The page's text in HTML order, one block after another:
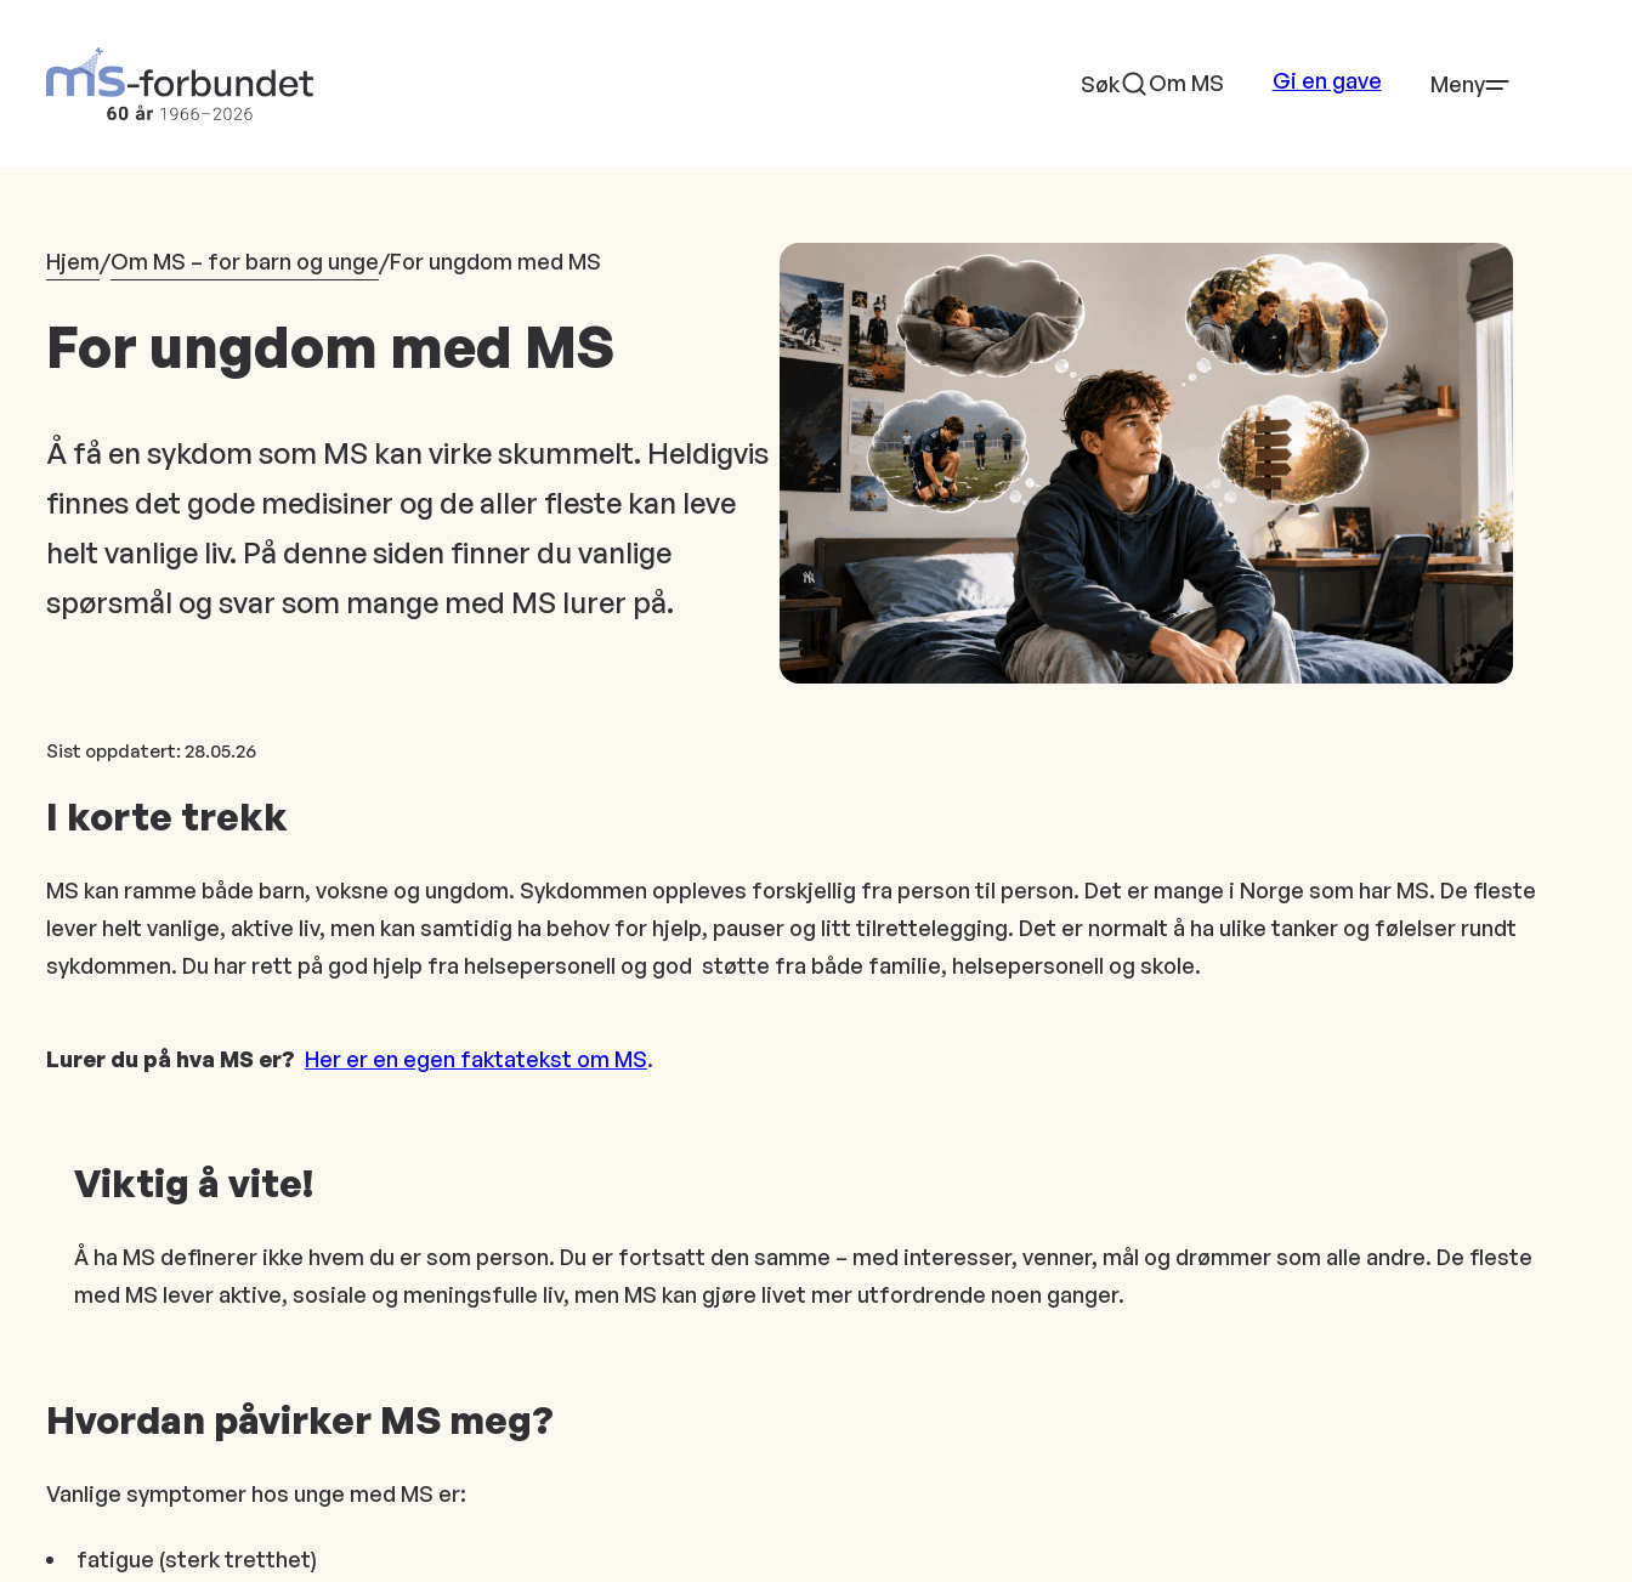
hovedinnhold
Søk Om MS Gi en gave Meny
Hjem/Om MS – for barn og unge/For ungdom med MS
For ungdom med MS
Å få en sykdom som MS kan virke skummelt. Heldigvis
finnes det gode medisiner og de aller fleste kan leve
helt vanlige liv. På denne siden finner du vanlige
spørsmål og svar som mange med MS lurer på.
Sist oppdatert: 28.05.26
I korte trekk
MS kan ramme både barn, voksne og ungdom. Sykdommen oppleves forskjellig fra person til person. Det er mange i Norge som har MS. De fleste
lever helt vanlige, aktive liv, men kan samtidig ha behov for hjelp, pauser og litt tilrettelegging. Det er normalt å ha ulike tanker og følelser rundt
sykdommen. Du har rett på god hjelp fra helsepersonell og god støtte fra både familie, helsepersonell og skole.
Lurer du på hva MS er? Her er en egen faktatekst om MS.
Viktig å vite!
Å ha MS definerer ikke hvem du er som person. Du er fortsatt den samme – med interesser, venner, mål og drømmer som alle andre. De fleste
med MS lever aktive, sosiale og meningsfulle liv, men MS kan gjøre livet mer utfordrende noen ganger.
Hvordan påvirker MS meg?
Vanlige symptomer hos unge med MS er:
fatigue (sterk tretthet)